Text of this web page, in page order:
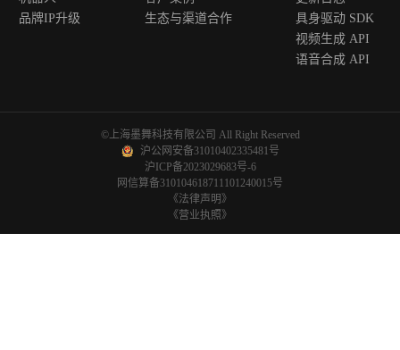
品牌IP升级
生态与渠道合作
具身驱动 SDK
视频生成 API
语音合成 API
©上海墨舞科技有限公司 All Right Reserved
沪公网安备31010402335481号
沪ICP备2023029683号-6
网信算备310104618711101240015号
《法律声明》
《营业执照》